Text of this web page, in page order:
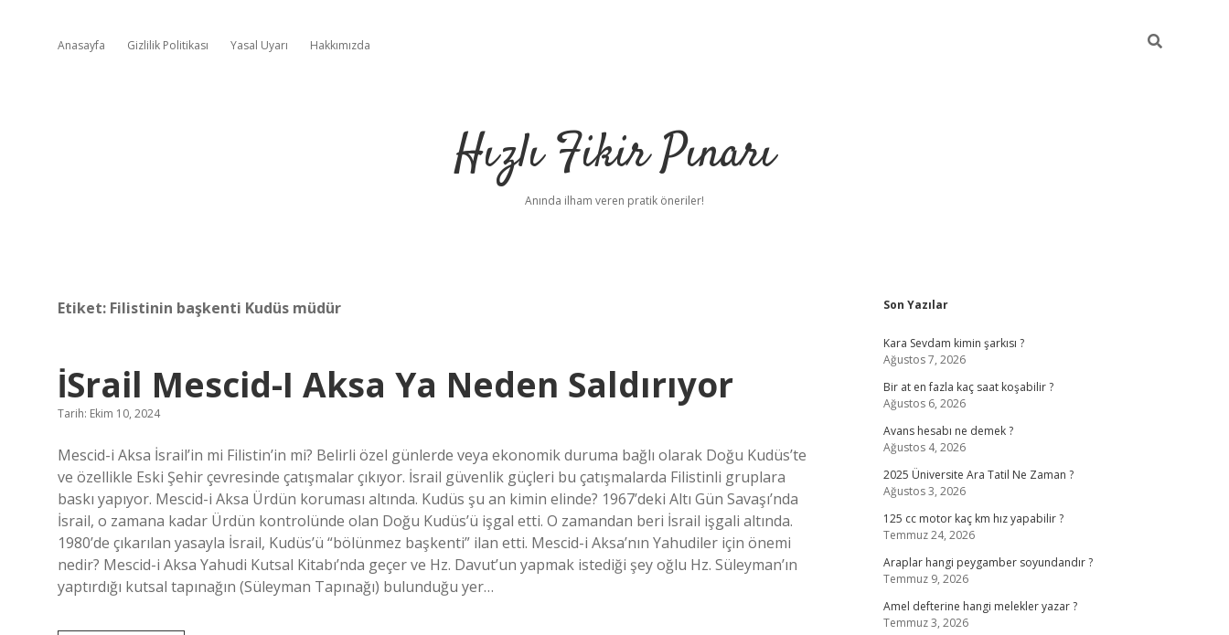
Anasayfa Gizlilik Politikası Yasal Uyarı Hakkımızda
Hızlı Fikir Pınarı
Anında ilham veren pratik öneriler!
Etiket: Filistinin başkenti Kudüs müdür
İSrail Mescid-I Aksa Ya Neden Saldırıyor
Tarih: Ekim 10, 2024
Mescid-i Aksa İsrail’in mi Filistin’in mi? Belirli özel günlerde veya ekonomik duruma bağlı olarak Doğu Kudüs’te
ve özellikle Eski Şehir çevresinde çatışmalar çıkıyor. İsrail güvenlik güçleri bu çatışmalarda Filistinli gruplara
baskı yapıyor. Mescid-i Aksa Ürdün koruması altında. Kudüs şu an kimin elinde? 1967’deki Altı Gün Savaşı’nda
İsrail, o zamana kadar Ürdün kontrolünde olan Doğu Kudüs’ü işgal etti. O zamandan beri İsrail işgali altında.
1980’de çıkarılan yasayla İsrail, Kudüs’ü “bölünmez başkenti” ilan etti. Mescid-i Aksa’nın Yahudiler için önemi
nedir? Mescid-i Aksa Yahudi Kutsal Kitabı’nda geçer ve Hz. Davut’un yapmak istediği şey oğlu Hz. Süleyman’ın
yaptırdığı kutsal tapınağın (Süleyman Tapınağı) bulunduğu yer…
Sidebar
Son Yazılar
Kara Sevdam kimin şarkısı ?
Ağustos 7, 2026
Bir at en fazla kaç saat koşabilir ?
Ağustos 6, 2026
Avans hesabı ne demek ?
Ağustos 4, 2026
2025 Üniversite Ara Tatil Ne Zaman ?
Ağustos 3, 2026
125 cc motor kaç km hız yapabilir ?
Temmuz 24, 2026
Araplar hangi peygamber soyundandır ?
Temmuz 9, 2026
Amel defterine hangi melekler yazar ?
Temmuz 3, 2026